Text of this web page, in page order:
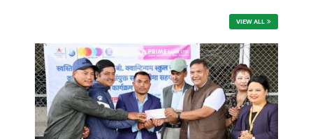
VIEW ALL